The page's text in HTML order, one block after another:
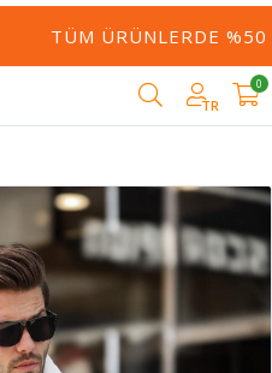
TÜM ÜRÜNLERDE %50
TR
0